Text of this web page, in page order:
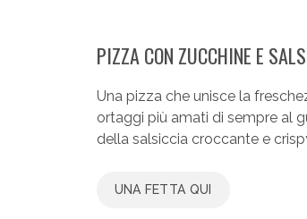
PIZZA CON ZUCCHINE E
Una pizza che unisce la
ortaggi più amati di sempre al
della salsiccia croccante e
UNA FETTA QUI